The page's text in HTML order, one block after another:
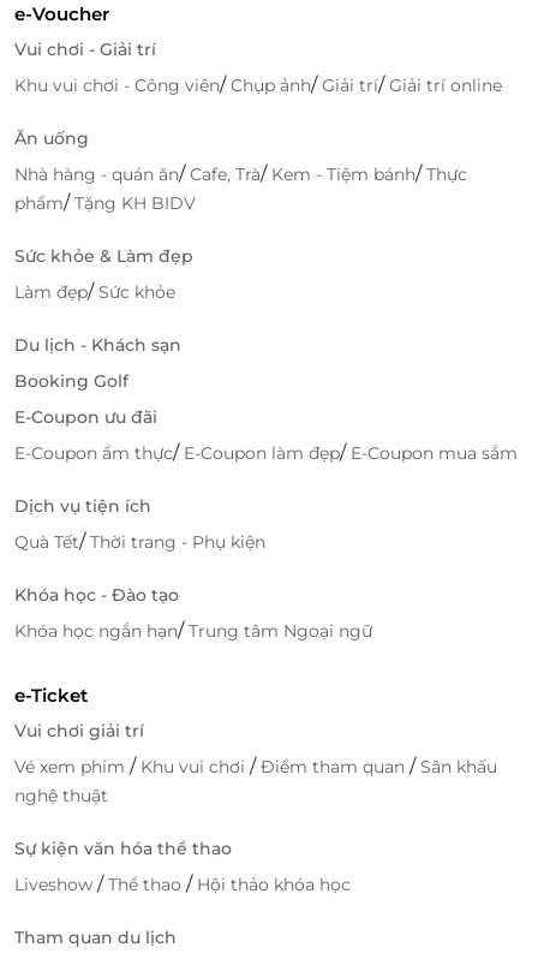
quà đơn giản nhưng tinh tế, hiện đại mà vẫn đậm đà
bản sắc – hãy để
Việt đến gần hơn với những người bạn yêu thương.
LifeLink
e-Voucher
Vui chơi - Giải trí
Khu vui chơi - Công viên/Chụp ảnh/Giải trí/Giải trí online
Ăn uống
Nhà hàng - quán ăn/Cafe, Trà/ Kem - Tiệm bánh/Thực
phẩm/Tặng KH BIDV
Sức khỏe & Làm đẹp
Làm đẹp/Sức khỏe
Du lịch - Khách sạn
Booking Golf
E-Coupon ưu đãi
E-Coupon ẩm thực/ E-Coupon làm đẹp/ E-Coupon mua sắm
Dịch vụ tiện ích
Quà Tết/Thời trang - Phụ kiện
Khóa học - Đào tạo
Khóa học ngắn hạn/Trung tâm Ngoại ngữ
e-Ticket
Vui chơi giải trí
Vé xem phim / Khu vui chơi /Điểm tham quan /Sân khấu
nghệ thuật
Sự kiện văn hóa thể thao
Liveshow /Thể thao / Hội thảo khóa học
Tham quan du lịch